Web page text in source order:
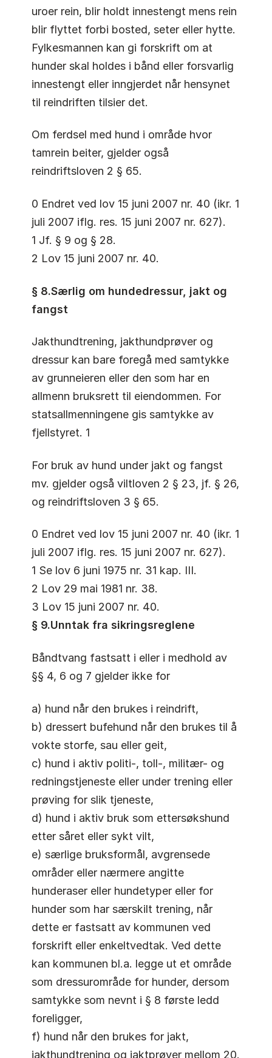
uroer rein, blir holdt innestengt mens rein
blir flyttet forbi bosted, seter eller hytte.
Fylkesmannen kan gi forskrift om at
hunder skal holdes i bånd eller forsvarlig
innestengt eller inngjerdet når hensynet
til reindriften tilsier det.
Om ferdsel med hund i område hvor
tamrein beiter, gjelder også
reindriftsloven 2 § 65.
0 Endret ved lov 15 juni 2007 nr. 40 (ikr. 1
juli 2007 iflg. res. 15 juni 2007 nr. 627).
1 Jf. § 9 og § 28.
2 Lov 15 juni 2007 nr. 40.
§ 8.Særlig om hundedressur, jakt og
fangst
Jakthundtrening, jakthundprøver og
dressur kan bare foregå med samtykke
av grunneieren eller den som har en
allmenn bruksrett til eiendommen. For
statsallmenningene gis samtykke av
fjellstyret. 1
For bruk av hund under jakt og fangst
mv. gjelder også viltloven 2 § 23, jf. § 26,
og reindriftsloven 3 § 65.
0 Endret ved lov 15 juni 2007 nr. 40 (ikr. 1
juli 2007 iflg. res. 15 juni 2007 nr. 627).
1 Se lov 6 juni 1975 nr. 31 kap. III.
2 Lov 29 mai 1981 nr. 38.
3 Lov 15 juni 2007 nr. 40.
§ 9.Unntak fra sikringsreglene
Båndtvang fastsatt i eller i medhold av
§§ 4, 6 og 7 gjelder ikke for
a) hund når den brukes i reindrift,
b) dressert bufehund når den brukes til å
vokte storfe, sau eller geit,
c) hund i aktiv politi-, toll-, militær- og
redningstjeneste eller under trening eller
prøving for slik tjeneste,
d) hund i aktiv bruk som ettersøkshund
etter såret eller sykt vilt,
e) særlige bruksformål, avgrensede
områder eller nærmere angitte
hunderaser eller hundetyper eller for
hunder som har særskilt trening, når
dette er fastsatt av kommunen ved
forskrift eller enkeltvedtak. Ved dette
kan kommunen bl.a. legge ut et område
som dressurområde for hunder, dersom
samtykke som nevnt i § 8 første ledd
foreligger,
f) hund når den brukes for jakt,
jakthundtrening og jaktprøver mellom 20.